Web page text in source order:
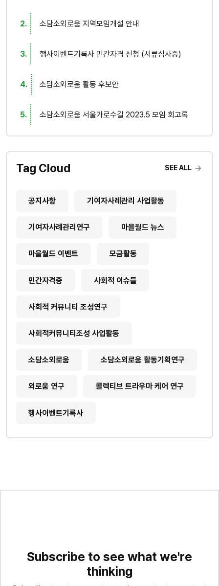
소담소외로움 지역모임개설 안내
행사이벤트기록사 민간자격 신청 (서류심사중)
소담소외로움 활동 후보안
소담소외로움 서울가로수길 2023.5 모임 회고록
Tag Cloud SEE ALL
공지사항 기여자사례관리 사업활동
기여자사례관리연구 마을월드 뉴스
마을월드 이벤트 모금활동
민간자격증 사회적 이슈들
사회적 커뮤니티 조성연구
사회적커뮤니티조성 사업활동
소담소외로움 소담소외로움 활동기획연구
외로움 연구 콜렉티브 트라우마 케어 연구
행사이벤트기록사
Subscribe to see what we're
thinking